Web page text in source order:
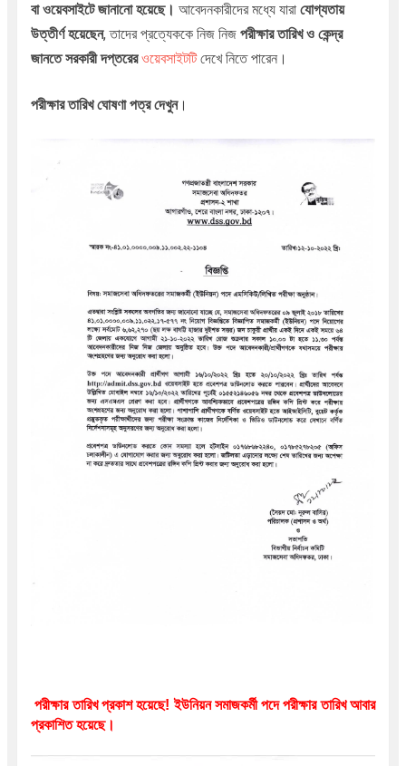
বা ওয়েবসাইটে জানানো হয়েছে। আবেদনকারীদের মধ্যে যারা যোগ্যতায়
উত্তীর্ণ হয়েছেন, তাদের প্রত্যেককে নিজ নিজ পরীক্ষার তারিখ ও কেন্দ্র
জানতে সরকারী দপ্তরের ওয়েবসাইটটিদেখে নিতে পারেন।
পরীক্ষার তারিখ ঘোষণা পত্র দেখুন।
পরীক্ষার তারিখ প্রকাশ হয়েছে! ইউনিয়ন সমাজকর্মী পদে পরীক্ষার তারিখ আবার
প্রকাশিত হয়েছে।